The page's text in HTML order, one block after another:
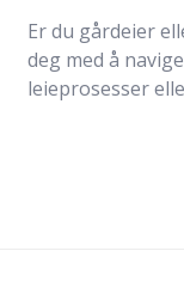
Er du gårdeier
deg med å
leieprosesser